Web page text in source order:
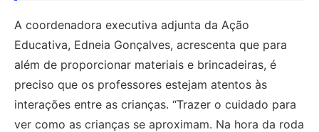
A coordenadora executiva adjunta da Ação
Educativa, Edneia Gonçalves, acrescenta que para
além de proporcionar materiais e brincadeiras, é
preciso que os professores estejam atentos às
interações entre as crianças. “Trazer o cuidado para
ver como as crianças se aproximam. Na hora da roda